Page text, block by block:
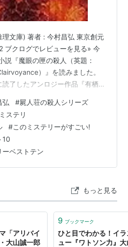
文庫) 著者 : 今村昌弘 東京創元
クログでレビューを見る» 今
説『魔眼の匣の殺人（英題：
）』を読みました。
了したアンロジー作品『有栖川
。-----story-------------元研究
人。ーーこの中で4人死ぬ。“死
シリーズ累計120万部 『屍人荘
ビューから2作連続、ミステ…
弘 #屍人荘の殺人シリーズ
ステリ
#このミステリーがすごい!
10
ーベストテン
もっと見る
「アリバイ
大山誠一郎
9 ブックマーク
ひと目でわかる！イ
ュー『ワトソン力』